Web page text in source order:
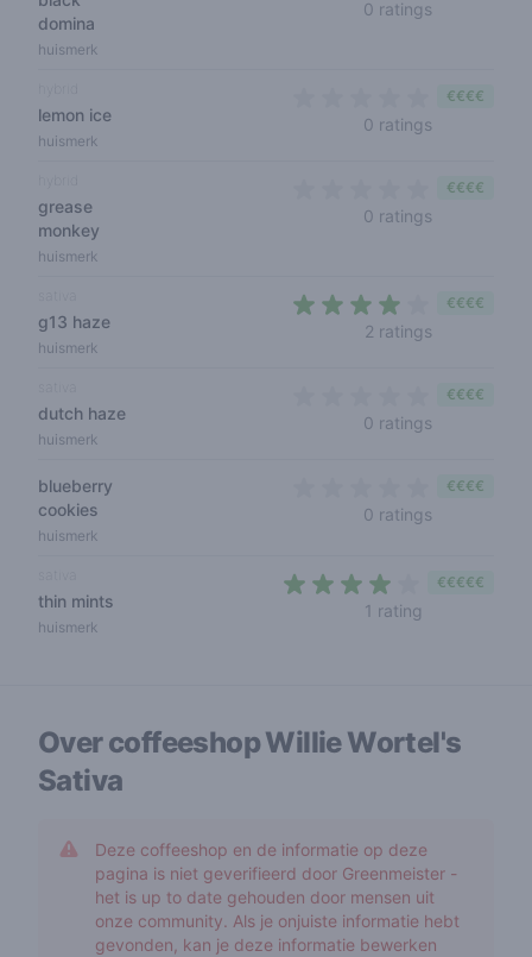
domina
huismerk
0 ratings
lemon ice
huismerk
0 ratings
€€€€
grease
monkey
huismerk
0 ratings
€€€€
g13 haze
huismerk
2 ratings
€€€€
dutch haze
huismerk
0 ratings
€€€€
blueberry
cookies
huismerk
0 ratings
€€€€
thin mints
huismerk
1 rating
€€€€€
Over coffeeshopWillie Wortel's
Sativa
Deze coffeeshop en de informatie op deze
pagina is niet geverifieerd door Greenmeister -
het is up to date gehouden door mensen uit
onze community. Als je onjuiste informatie hebt
gevonden, kan je deze informatie bewerken